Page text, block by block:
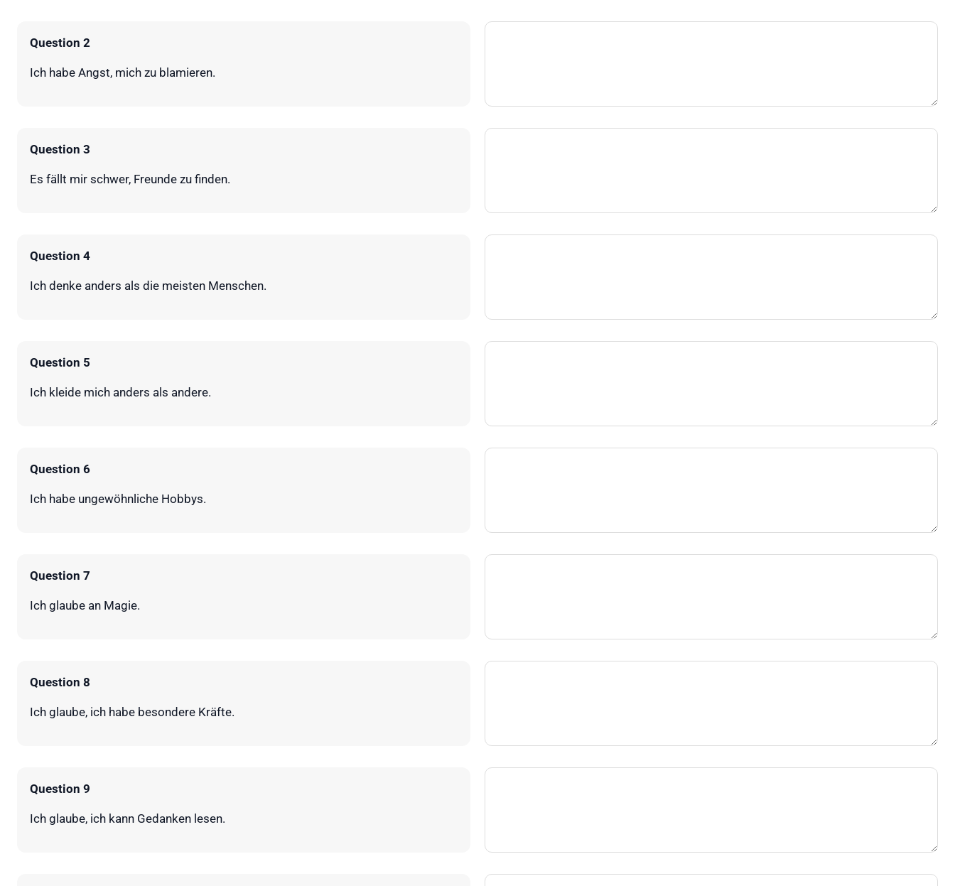
Question 2
Ich habe Angst, mich zu blamieren.
Question 3
Es fällt mir schwer, Freunde zu finden.
Question 4
Ich denke anders als die meisten Menschen.
Question 5
Ich kleide mich anders als andere.
Question 6
Ich habe ungewöhnliche Hobbys.
Question 7
Ich glaube an Magie.
Question 8
Ich glaube, ich habe besondere Kräfte.
Question 9
Ich glaube, ich kann Gedanken lesen.